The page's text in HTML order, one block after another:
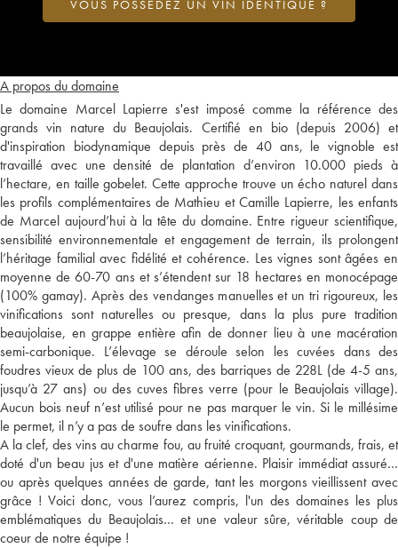
A propos du domaine
Le domaine Marcel Lapierre s'est imposé comme la référence des
grands vin nature du Beaujolais. Certifié en bio (depuis 2006) et
d'inspiration biodynamique depuis près de 40 ans, le vignoble est
travaillé avec une densité de plantation d’environ 10.000 pieds à
l’hectare, en taille gobelet. Cette approche trouve un écho naturel dans
les profils complémentaires de Mathieu et Camille Lapierre, les enfants
de Marcel aujourd’hui à la tête du domaine. Entre rigueur scientifique,
sensibilité environnementale et engagement de terrain, ils prolongent
l’héritage familial avec fidélité et cohérence. Les vignes sont âgées en
moyenne de 60-70 ans et s’étendent sur 18 hectares en monocépage
(100% gamay). Après des vendanges manuelles et un tri rigoureux, les
vinifications sont naturelles ou presque, dans la plus pure tradition
beaujolaise, en grappe entière afin de donner lieu à une macération
semi-carbonique. L’élevage se déroule selon les cuvées dans des
foudres vieux de plus de 100 ans, des barriques de 228L (de 4-5 ans,
jusqu’à 27 ans) ou des cuves fibres verre (pour le Beaujolais village).
Aucun bois neuf n’est utilisé pour ne pas marquer le vin. Si le millésime
le permet, il n’y a pas de soufre dans les vinifications.
A la clef, des vins au charme fou, au fruité croquant, gourmands, frais, et
doté d'un beau jus et d'une matière aérienne. Plaisir immédiat assuré…
ou après quelques années de garde, tant les morgons vieillissent avec
grâce ! Voici donc, vous l’aurez compris, l'un des domaines les plus
emblématiques du Beaujolais… et une valeur sûre, véritable coup de
coeur de notre équipe !
VOUS POSSÉDEZ UN VIN IDENTIQUE ?